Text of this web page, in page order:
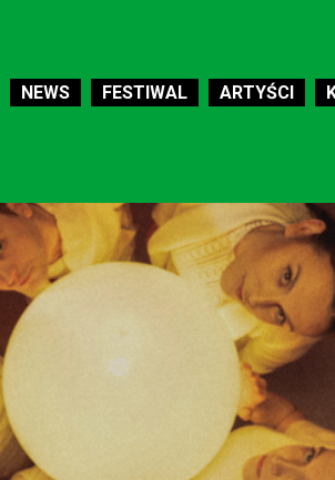
NEWS FESTIWAL
O FESTIWALU
ARTYŚCI